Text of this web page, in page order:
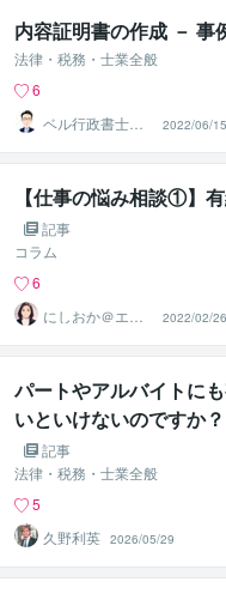
内容証明書の作成 －
法律・税務・士業全般
6
ベル行政書士事
務所＠鹿のいる
県の代書屋
2022/06/15
【仕事の悩み相談①】
記事
コラム
6
にしおか＠エン
パワメントカウ
ンセラー
2022/02/26
パートやアルバイトに
いといけないのですか？
記事
法律・税務・士業全般
5
久野利英 2026/05/29